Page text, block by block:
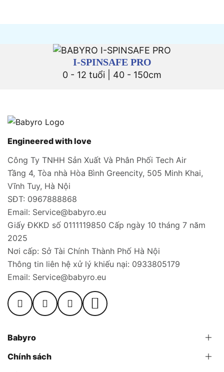
I-SPINSAFE PRO
0 - 12 tuổi | 40 - 150cm
Engineered with love
Công Ty TNHH Sản Xuất Và Phân Phối Tech Air
Tầng 4, Tòa nhà Hòa Bình Greencity, 505 Minh Khai,
Vĩnh Tuy, Hà Nội
SĐT: 0967888868
Email: Service@babyro.eu
Giấy ĐKKD số 0111119850 Cấp ngày 10 tháng 7 năm
2025
Nơi cấp: Sở Tài Chính Thành Phố Hà Nội
Thông tin liên hệ xử lý khiếu nại: 0933805179
Email: Service@babyro.eu
Babyro
Chính sách